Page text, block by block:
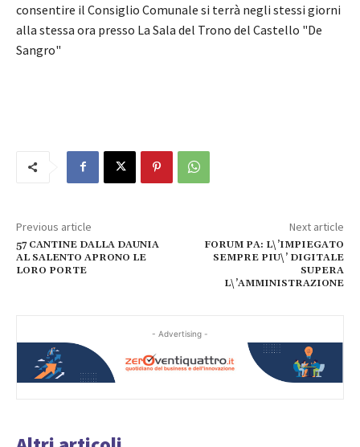
consentire il Consiglio Comunale si terrà negli stessi giorni
alla stessa ora presso La Sala del Trono del Castello "De
Sangro"
Previous article
57 CANTINE DALLA DAUNIA
AL SALENTO APRONO LE
LORO PORTE
Next article
FORUM PA: L\’IMPIEGATO
SEMPRE PIU\’ DIGITALE
SUPERA
L\’AMMINISTRAZIONE
- Advertising -